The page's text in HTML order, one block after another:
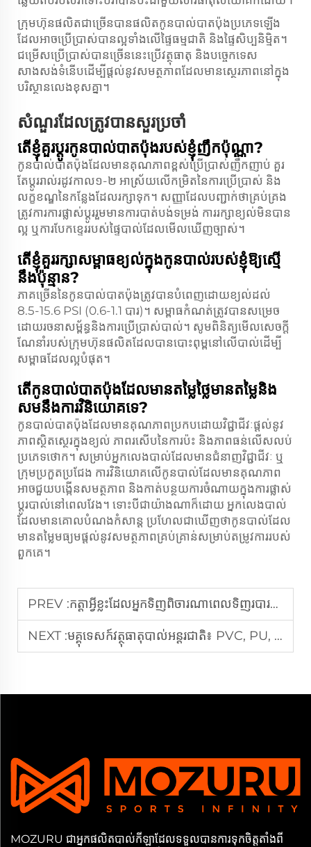
ក្រុមហ៊ុន​ផលិត​ជា​ច្រើន​បាន​ផលិត​កូន​បាល់​បាតប៉ុង​ប្រភេទ​ឡើង​
ដែល​អាច​ប្រើប្រាស់​បាន​ល្អ​ទាំង​លើ​ផ្ទៃ​ធម្មជាតិ និង​ផ្ទៃ​សិប្បនិម្មិត។
ជម្រើស​ប្រើប្រាស់​បាន​ច្រើន​នេះ​ប្រើ​វត្ថុធាតុ និង​បច្ចេកទេស​
សាងសង់​ទំនើប​ដើម្បី​ផ្តល់​នូវ​សមត្ថភាព​ដែល​មាន​ស្ថេរភាព​នៅ​ក្នុង​
បរិស្ថាន​លេង​ខុស​គ្នា។
សំណួរដែលត្រូវបានសួរប្រចាំ
តើ​ខ្ញុំ​គួរ​ប្តូរ​កូន​បាល់​បាតប៉ុង​របស់​ខ្ញុំ​ញឹក​ប៉ុណ្ណា?
កូន​បាល់​បាតប៉ុង​ដែល​មាន​គុណភាព​ខ្ពស់​ប្រើ​ប្រាស់​ញឹក​ញាប់ គួរ​
តែ​ប្តូរ​រាល់​រដូវកាល​១-២ អាស្រ័យ​លើ​កម្រិត​នៃ​ការ​ប្រើប្រាស់ និង​
លក្ខខណ្ឌ​នៃ​កន្លែង​ដែល​រក្សា​ទុក។ សញ្ញា​ដែល​បញ្ជាក់​ថា​គ្រប់គ្រង​
ត្រូវ​ការ​ការ​ផ្លាស់ប្តូរ​រួម​មាន​ការ​បាត់​បង់​ទម្រង់ ការ​រក្សា​ខ្យល់​មិន​បាន​
ល្អ ឬ​ការ​បែក​ខ្ទេរ​របស់​ផ្ទៃ​បាល់​ដែល​មើល​ឃើញ​ច្បាស់។
តើ​ខ្ញុំ​គួរ​រក្សា​សម្ពាធខ្យល់​ក្នុង​កូន​បាល់​របស់​ខ្ញុំ​ឱ្យ​ស្មើ​
នឹង​ប៉ុន្មាន?
ភាគច្រើននៃកូនបាល់បាតប៉ុងត្រូវបានបំពេញដោយខ្យល់ដល់
8.5-15.6 PSI (0.6-1.1 បារ)។ សម្ពាធកំណត់ត្រូវបានសម្រេច
ដោយរចនាសម្ព័ន្ធនិងការប្រើប្រាស់បាល់។ សូមពិនិត្យមើលសេចក្តី
ណែនាំរបស់ក្រុមហ៊ុនផលិតដែលបានបោះពុម្ពនៅលើបាល់ដើម្បី
សម្ពាធដែលល្អបំផុត។
តើកូនបាល់បាតប៉ុងដែលមានតម្លៃថ្លៃមានតម្លៃនិង
សមនឹងការវិនិយោគទេ?
កូនបាល់បាតប៉ុងដែលមានគុណភាពប្រកបដោយវិជ្ជាជីវៈផ្តល់នូវ
ភាពស្ថិតស្ថេរក្នុងខ្យល់ ភាពរសើបនៃការប៉ះ និងភាពធន់លើសលប់
ប្រភេទថោក។ សម្រាប់អ្នកលេងបាល់ដែលមានជំនាញវិជ្ជាជីវៈ ឬ
ក្រុមប្រកួតប្រជែង ការវិនិយោគលើកូនបាល់ដែលមានគុណភាព
អាចជួយបង្កើនសមត្ថភាព និងកាត់បន្ថយការចំណាយក្នុងការផ្លាស់
ប្ដូរបាល់នៅពេលវែង។ ទោះបីជាយ៉ាងណាក៏ដោយ អ្នកលេងបាល់
ដែលមានគោលបំណងកំសាន្ត ប្រហែលជាឃើញថាកូនបាល់ដែល
មានតម្លៃមធ្យមផ្តល់នូវសមត្ថភាពគ្រប់គ្រាន់សម្រាប់តម្រូវការរបស់
ពួកគេ។
PREV :កត្តាអ្វីខ្លះដែលអ្នកទិញពិចារណាពេលទិញរបារតេននីសតុនាមួយចំនួនធំ
NEXT :មគ្គុទេសក៍វត្ថុធាតុបាល់អន្តរជាតិ៖ PVC, PU, ឬ TPU? តើមួយណាល្អបំផុត
MOZURU ជាអ្នកផលិតបាល់កីឡាដែលទទួលបានការទុកចិត្តតាំងពី